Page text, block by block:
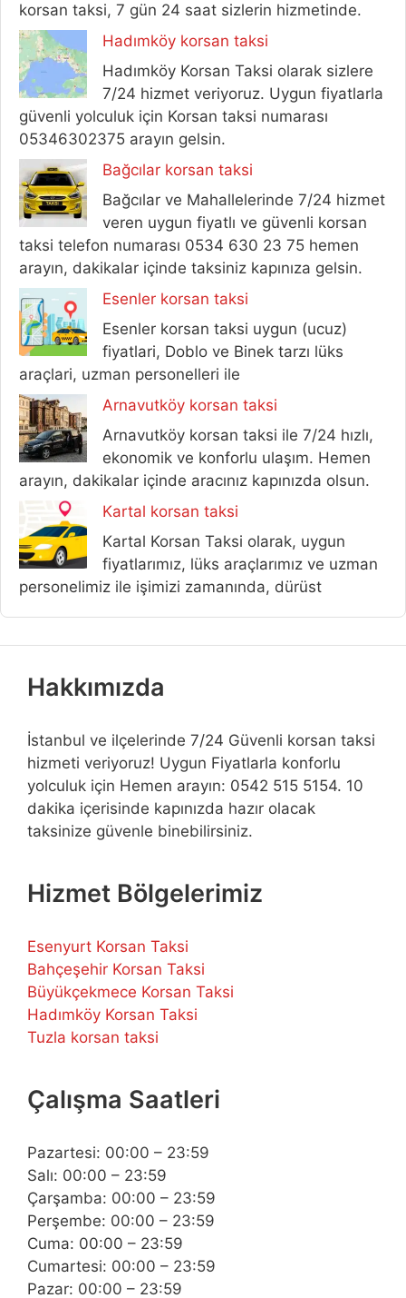
korsan taksi, 7 gün 24 saat sizlerin hizmetinde.
Hadımköy korsan taksi
Hadımköy Korsan Taksi olarak sizlere
7/24 hizmet veriyoruz. Uygun fiyatlarla
güvenli yolculuk için Korsan taksi numarası
05346302375 arayın gelsin.
Bağcılar korsan taksi
Bağcılar ve Mahallelerinde 7/24 hizmet
veren uygun fiyatlı ve güvenli korsan
taksi telefon numarası 0534 630 23 75 hemen
arayın, dakikalar içinde taksiniz kapınıza gelsin.
Esenler korsan taksi
Esenler korsan taksi uygun (ucuz)
fiyatlari, Doblo ve Binek tarzı lüks
araçlari, uzman personelleri ile
Arnavutköy korsan taksi
Arnavutköy korsan taksi ile 7/24 hızlı,
ekonomik ve konforlu ulaşım. Hemen
arayın, dakikalar içinde aracınız kapınızda olsun.
Kartal korsan taksi
Kartal Korsan Taksi olarak, uygun
fiyatlarımız, lüks araçlarımız ve uzman
personelimiz ile işimizi zamanında, dürüst
Hakkımızda
İstanbul ve ilçelerinde 7/24 Güvenli korsan taksi
hizmeti veriyoruz! Uygun Fiyatlarla konforlu
yolculuk için Hemen arayın: 0542 515 5154. 10
dakika içerisinde kapınızda hazır olacak
taksinize güvenle binebilirsiniz.
Hizmet Bölgelerimiz
Esenyurt Korsan Taksi
Bahçeşehir Korsan Taksi
Büyükçekmece Korsan Taksi
Hadımköy Korsan Taksi
Tuzla korsan taksi
Çalışma Saatleri
Pazartesi: 00:00 – 23:59
Salı: 00:00 – 23:59
Çarşamba: 00:00 – 23:59
Perşembe: 00:00 – 23:59
Cuma: 00:00 – 23:59
Cumartesi: 00:00 – 23:59
Pazar: 00:00 – 23:59